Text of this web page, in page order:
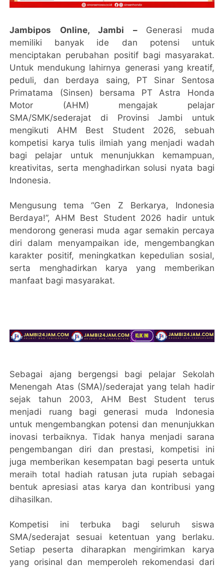
Jambipos Online, Jambi – Generasi muda
memiliki banyak ide dan potensi untuk
menciptakan perubahan positif bagi masyarakat.
Untuk mendukung lahirnya generasi yang kreatif,
peduli, dan berdaya saing, PT Sinar Sentosa
Primatama (Sinsen) bersama PT Astra Honda
Motor (AHM) mengajak pelajar
SMA/SMK/sederajat di Provinsi Jambi untuk
mengikuti AHM Best Student 2026, sebuah
kompetisi karya tulis ilmiah yang menjadi wadah
bagi pelajar untuk menunjukkan kemampuan,
kreativitas, serta menghadirkan solusi nyata bagi
Indonesia.
Mengusung tema “Gen Z Berkarya, Indonesia
Berdaya!”, AHM Best Student 2026 hadir untuk
mendorong generasi muda agar semakin percaya
diri dalam menyampaikan ide, mengembangkan
karakter positif, meningkatkan kepedulian sosial,
serta menghadirkan karya yang memberikan
manfaat bagi masyarakat.
Sebagai ajang bergengsi bagi pelajar Sekolah
Menengah Atas (SMA)/sederajat yang telah hadir
sejak tahun 2003, AHM Best Student terus
menjadi ruang bagi generasi muda Indonesia
untuk mengembangkan potensi dan menunjukkan
inovasi terbaiknya. Tidak hanya menjadi sarana
pengembangan diri dan prestasi, kompetisi ini
juga memberikan kesempatan bagi peserta untuk
meraih total hadiah ratusan juta rupiah sebagai
bentuk apresiasi atas karya dan kontribusi yang
dihasilkan.
Kompetisi ini terbuka bagi seluruh siswa
SMA/sederajat sesuai ketentuan yang berlaku.
Setiap peserta diharapkan mengirimkan karya
yang orisinal dan memperoleh rekomendasi dari